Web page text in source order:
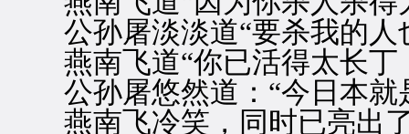
公孙屠淡淡道“要杀我的人
燕南飞道“你已活得太长丁
公孙屠悠然道：“今日本就
燕南飞冷笑，同时已亮出